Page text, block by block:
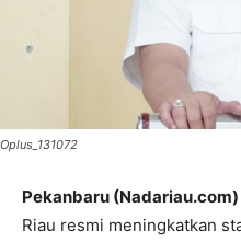
Oplus_131072
Pekanbaru (Nadariau.com)
Riau resmi meningkatkan